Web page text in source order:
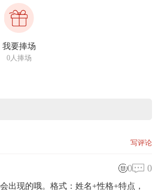
我要捧场
0人捧场
写评论
0 0
出现的哦。格式：姓名+性格+特点，